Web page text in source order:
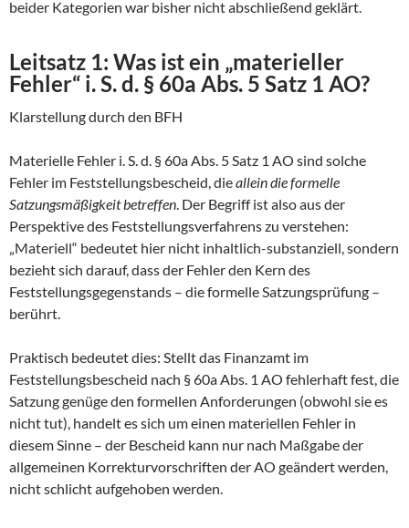
beider Kategorien war bisher nicht abschließend geklärt.
Leitsatz 1: Was ist ein „materieller
Fehler“ i. S. d. § 60a Abs. 5 Satz 1 AO?
Klarstellung durch den BFH
Materielle Fehler i. S. d. § 60a Abs. 5 Satz 1 AO sind solche
Fehler im Feststellungsbescheid, dieallein die formelle
Satzungsmäßigkeit betreffen . Der Begriff ist also aus der
Perspektive des Feststellungsverfahrens zu verstehen:
„Materiell“ bedeutet hier nicht inhaltlich-substanziell, sondern
bezieht sich darauf, dass der Fehler den Kern des
Feststellungsgegenstands – die formelle Satzungsprüfung –
berührt.
Praktisch bedeutet dies: Stellt das Finanzamt im
Feststellungsbescheid nach § 60a Abs. 1 AO fehlerhaft fest, die
Satzung genüge den formellen Anforderungen (obwohl sie es
nicht tut), handelt es sich um einen materiellen Fehler in
diesem Sinne – der Bescheid kann nur nach Maßgabe der
allgemeinen Korrekturvorschriften der AO geändert werden,
nicht schlicht aufgehoben werden.